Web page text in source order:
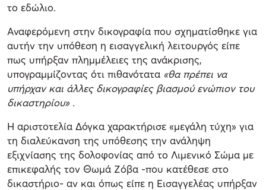
το εδώλιο.
Αναφερόμενη στην δικογραφία που σχηματίσθηκε για
αυτήν την υπόθεση η εισαγγελική λειτουργός είπε
πως υπήρξαν πλημμέλειες της ανάκρισης,
υπογραμμίζοντας ότι πιθανότατα «θα πρέπει να
υπήρχαν και άλλες δικογραφίες βιασμού ενώπιον του
δικαστηρίου» .
Η αριστοτελία Δόγκα χαρακτήρισε «μεγάλη τύχη» για
τη διαλεύκανση της υπόθεσης την ανάληψη
εξιχνίασης της δολοφονίας από το Λιμενικό Σώμα με
επικεφαλής τον Θωμά Ζόβα -που κατέθεσε στο
δικαστήριο- αν και όπως είπε η Εισαγγελέας υπήρξαν